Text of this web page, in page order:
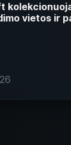
vietos ir